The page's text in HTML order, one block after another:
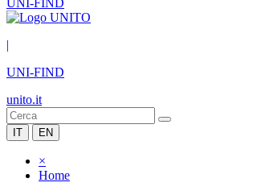
UNI-FIND
|
UNI-FIND
unito.it
IT EN
×
Home